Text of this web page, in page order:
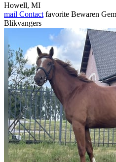
Howell, MI
mail Contact favorite Bewaren
Blikvangers